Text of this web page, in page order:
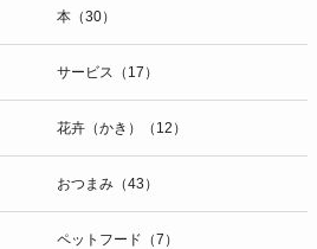
本（30）
サービス（17）
花卉（かき）（12）
おつまみ（43）
ペットフード（7）